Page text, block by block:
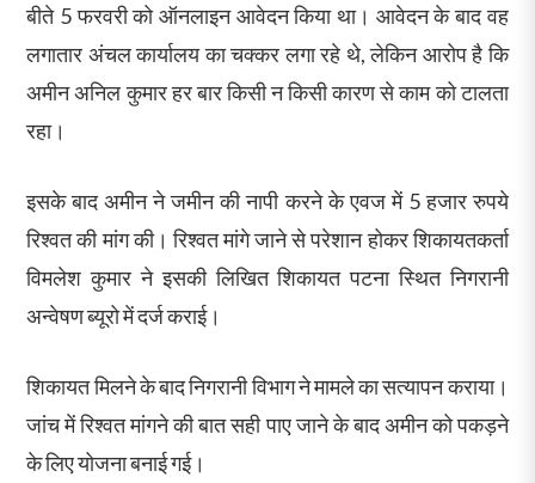
बीते 5 फरवरी को ऑनलाइन आवेदन किया था। आवेदन के बाद वह
लगातार अंचल कार्यालय का चक्कर लगा रहे थे, लेकिन आरोप है कि
अमीन अनिल कुमार हर बार किसी न किसी कारण से काम को टालता
रहा।
इसके बाद अमीन ने जमीन की नापी करने के एवज में 5 हजार रुपये
रिश्वत की मांग की। रिश्वत मांगे जाने से परेशान होकर शिकायतकर्ता
विमलेश कुमार ने इसकी लिखित शिकायत पटना स्थित निगरानी
अन्वेषण ब्यूरो में दर्ज कराई।
शिकायत मिलने के बाद निगरानी विभाग ने मामले का सत्यापन कराया।
जांच में रिश्वत मांगने की बात सही पाए जाने के बाद अमीन को पकड़ने
के लिए योजना बनाई गई।